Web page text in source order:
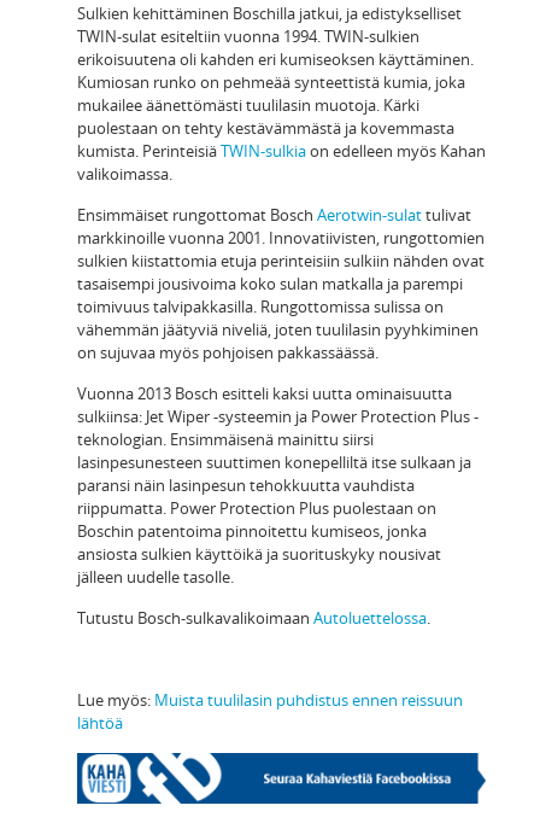
Sulkien kehittäminen Boschilla jatkui, ja edistykselliset
TWIN-sulat esiteltiin vuonna 1994. TWIN-sulkien
erikoisuutena oli kahden eri kumiseoksen käyttäminen.
Kumiosan runko on pehmeää synteettistä kumia, joka
mukailee äänettömästi tuulilasin muotoja. Kärki
puolestaan on tehty kestävämmästä ja kovemmasta
kumista. PerinteisiäTWIN-sulkiaon edelleen myös Kahan
valikoimassa.
Ensimmäiset rungottomat Bosch Aerotwin-sulattulivat
markkinoille vuonna 2001. Innovatiivisten, rungottomien
sulkien kiistattomia etuja perinteisiin sulkiin nähden ovat
tasaisempi jousivoima koko sulan matkalla ja parempi
toimivuus talvipakkasilla. Rungottomissa sulissa on
vähemmän jäätyviä niveliä, joten tuulilasin pyyhkiminen
on sujuvaa myös pohjoisen pakkassäässä.
Vuonna 2013 Bosch esitteli kaksi uutta ominaisuutta
sulkiinsa: Jet Wiper -systeemin ja Power Protection Plus -
teknologian. Ensimmäisenä mainittu siirsi
lasinpesunesteen suuttimen konepelliltä itse sulkaan ja
paransi näin lasinpesun tehokkuutta vauhdista
riippumatta. Power Protection Plus puolestaan on
Boschin patentoima pinnoitettu kumiseos, jonka
ansiosta sulkien käyttöikä ja suorituskyky nousivat
jälleen uudelle tasolle.
Tutustu Bosch-sulkavalikoimaan Autoluettelossa.
Lue myös: Muista tuulilasin puhdistus ennen reissuun
lähtöä